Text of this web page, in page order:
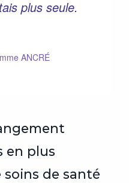
plus seule.
ANCRÉ
en plus
soins de santé